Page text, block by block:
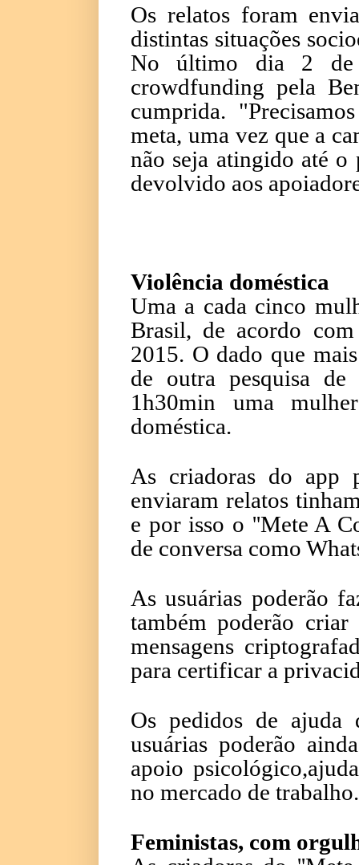
Os relatos foram
distintas situações
No último dia 2 de
crowdfunding pela
cumprida.
meta, uma vez que a
não seja atingido até
devolvido aos
Violência doméstica
Uma a cada cinco
Brasil, de acordo
2015. O dado que
de outra pesquisa
1h30min uma
doméstica.
As criadoras do app
enviaram relatos
e por isso o ''Mete A
de conversa como
As usuárias poderão
também poderão
mensagens
para certificar a
Os pedidos de ajuda
usuárias poderão
apoio
no mercado de trabalho.
Feministas, com